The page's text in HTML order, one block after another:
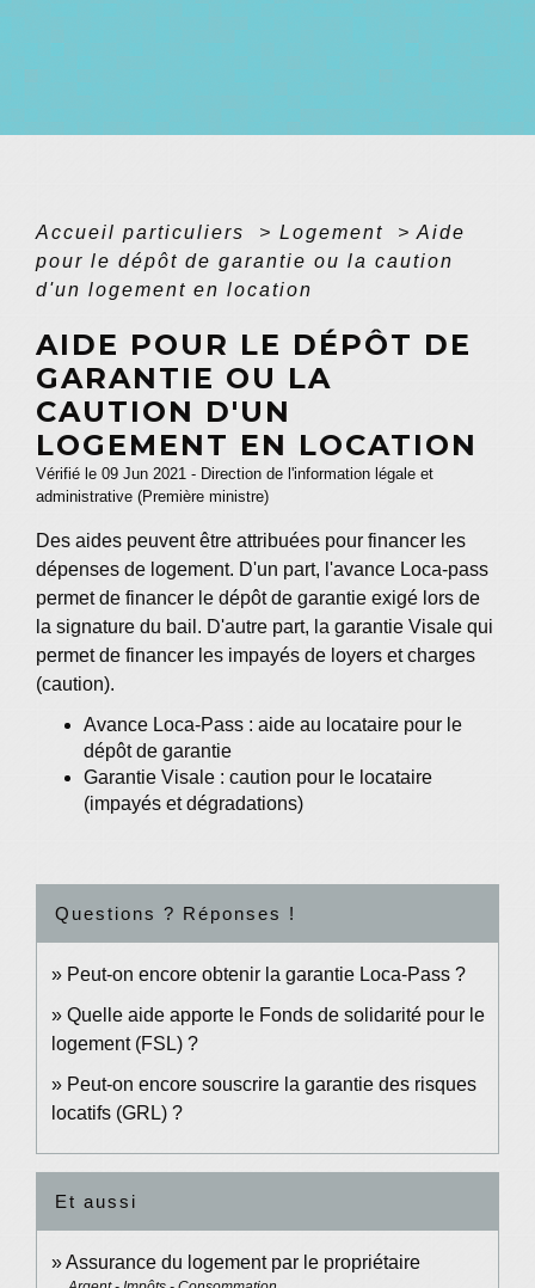
Accueil particuliers > Logement > Aide
pour le dépôt de garantie ou la caution
d'un logement en location
AIDE POUR LE DÉPÔT DE
GARANTIE OU LA
CAUTION D'UN
LOGEMENT EN LOCATION
Vérifié le 09 Jun 2021 - Direction de l'information légale et
administrative (Première ministre)
Des aides peuvent être attribuées pour financer les
dépenses de logement. D'un part, l'avance Loca-pass
permet de financer le dépôt de garantie exigé lors de
la signature du bail. D'autre part, la garantie Visale qui
permet de financer les impayés de loyers et charges
(caution).
Avance Loca-Pass : aide au locataire pour le
dépôt de garantie
Garantie Visale : caution pour le locataire
(impayés et dégradations)
Questions ? Réponses !
Peut-on encore obtenir la garantie Loca-Pass ?
Quelle aide apporte le Fonds de solidarité pour le
logement (FSL) ?
Peut-on encore souscrire la garantie des risques
locatifs (GRL) ?
Et aussi
Assurance du logement par le propriétaire